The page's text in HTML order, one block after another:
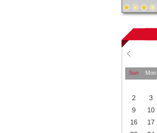
Sun Mon
2
3
9
10
16
17